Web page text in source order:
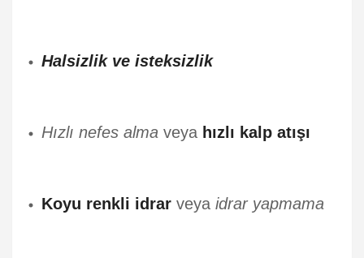
Halsizlik ve isteksizlik
Hızlı nefes alma veya hızlı kalp atışı
Koyu renkli idrar veya idrar yapmama